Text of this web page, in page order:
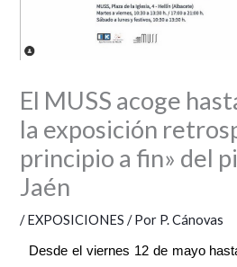
El MUSS acoge
la exposición
principio a fin» del
Jaén
/EXPOSICIONES / Por P. Cánovas
Desde el viernes 12 de mayo